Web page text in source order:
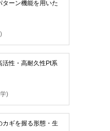
ターン機能を用いた
活性・高耐久性Pt系
)
カギを握る形態・生